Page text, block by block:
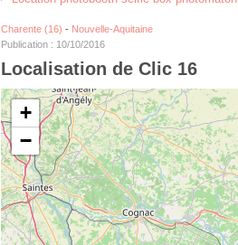
Charente (16) - Nouvelle-Aquitaine
Publication : 10/10/2016
Localisation de Clic 16
+
−